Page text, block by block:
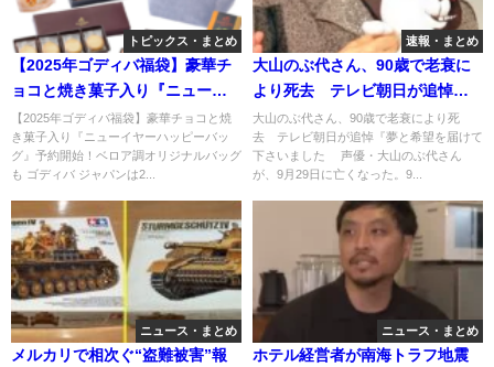
トピックス・まとめ
【2025年ゴディバ福袋】豪華チ
ョコと焼き菓子入り『ニューイ
ヤーハッピーバッグ』予約開
始！ベロア調オリジナルバッグ
も
【2025年ゴディバ福袋】豪華チョコと焼
き菓子入り『ニューイヤーハッピーバッ
グ』予約開始！ベロア調オリジナルバッグ
も ゴディバ ジャパンは2...
速報・まとめ
大山のぶ代さん、90歳で老衰に
より死去 テレビ朝日が追悼
『夢と希望を届けて下さいまし
た
大山のぶ代さん、90歳で老衰により死
去 テレビ朝日が追悼『夢と希望を届けて
下さいました 声優・大山のぶ代さん
が、9月29日に亡くなった。9...
ニュース・まとめ
メルカリで相次ぐ“盗難被害”報
ニュース・まとめ
ホテル経営者が南海トラフ地震